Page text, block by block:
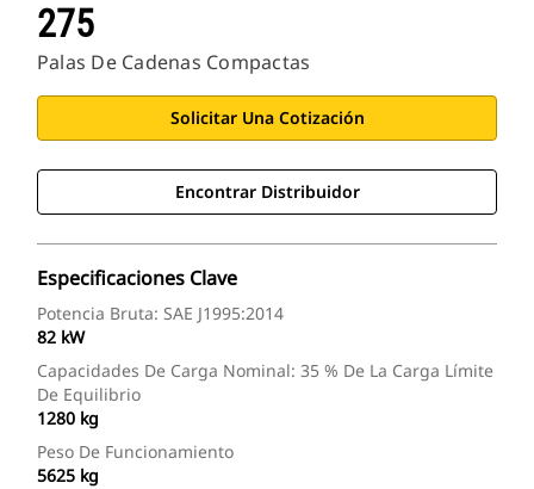
275
Palas De Cadenas Compactas
Solicitar Una Cotización
Encontrar Distribuidor
Especificaciones Clave
Potencia Bruta: SAE J1995:2014
82 kW
Capacidades De Carga Nominal: 35 % De La Carga Límite
De Equilibrio
1280 kg
Peso De Funcionamiento
5625 kg